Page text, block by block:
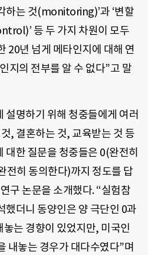
하는 것(monitoring)’과 ‘변할
등 두 가지 차원이 모두
20년 넘게 메타인지에 대해 연
지의 전부를 알 수 없다”고 말
설명하기 위해 청중들에게 여러
, 결혼하는 것, 교육받는 것 등
대한 질문을 청중들은 0(완전히
전히 동의한다)까지 정도를 답
구 논문을 소개했다. “실험참
했더니 동양인은 양 극단인 0과
는 경향이 있었지만, 미국인
내놓는 경우가 대다수였다”며